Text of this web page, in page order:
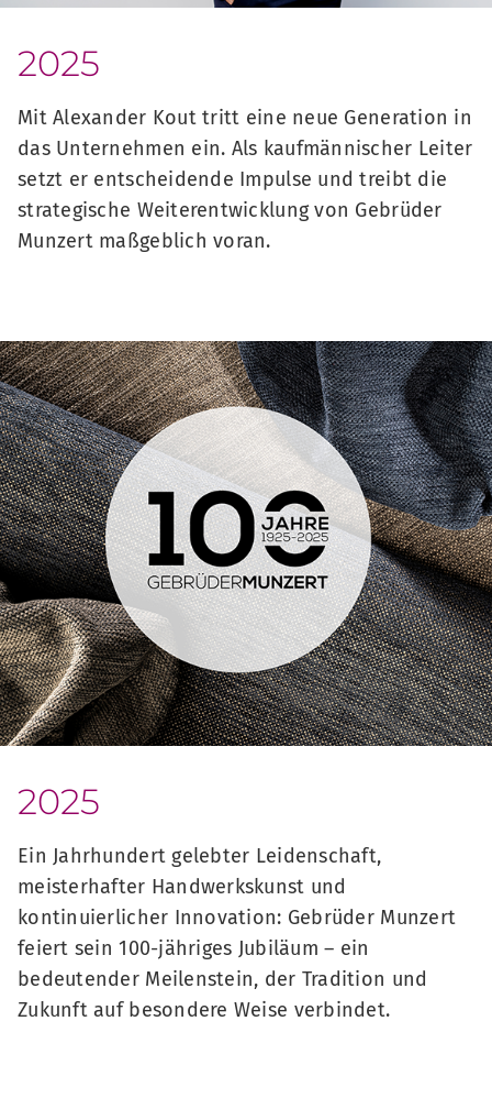
2025
Mit Alexander Kout tritt eine neue Generation in
das Unternehmen ein. Als kaufmännischer Leiter
setzt er entscheidende Impulse und treibt die
strategische Weiterentwicklung von Gebrüder
Munzert maßgeblich voran.
2025
Ein Jahrhundert gelebter Leidenschaft,
meisterhafter Handwerkskunst und
kontinuierlicher Innovation: Gebrüder Munzert
feiert sein 100-jähriges Jubiläum – ein
bedeutender Meilenstein, der Tradition und
Zukunft auf besondere Weise verbindet.